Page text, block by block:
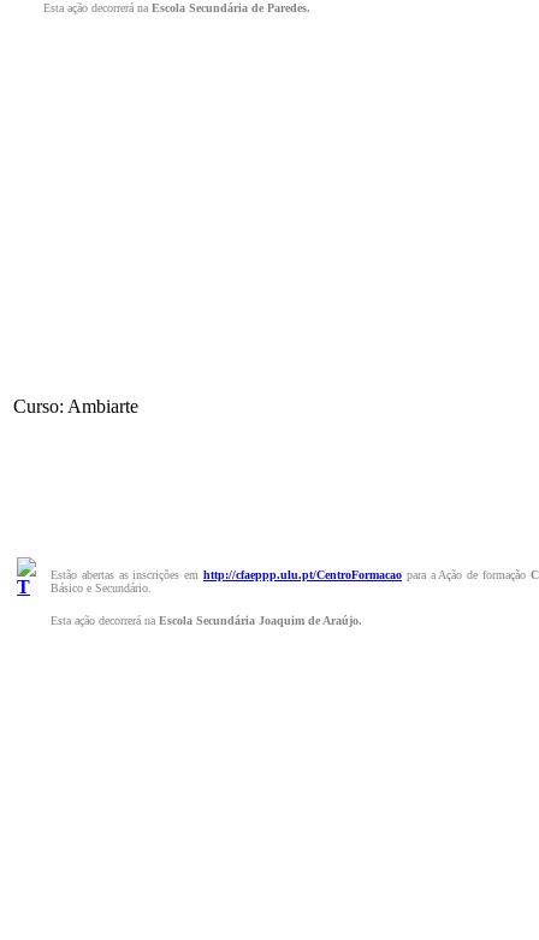
Esta ação decorrerá na Escola Secundária de Paredes.
Curso: Ambiarte
Estão abertas as inscrições em http://cfaeppp.ulu.pt/CentroFormacao para a Ação de formação
Básico e Secundário.
Esta ação decorrerá na Escola Secundária Joaquim de Araújo.